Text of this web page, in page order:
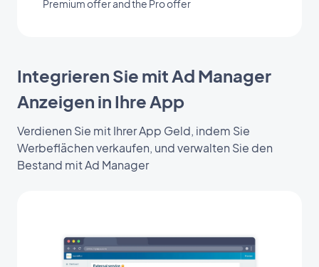
Premium offer and the Pro offer
Integrieren Sie mit Ad Manager
Anzeigen in Ihre App
Verdienen Sie mit Ihrer App Geld, indem Sie
Werbeflächen verkaufen, und verwalten Sie den
Bestand mit Ad Manager